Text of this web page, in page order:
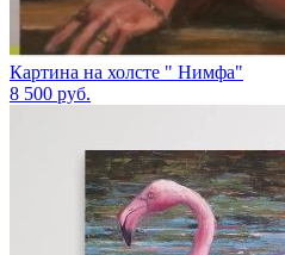
Картина на холсте " Нимфа"
8 500 руб.